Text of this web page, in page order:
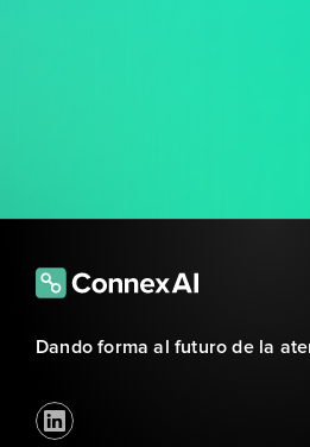
Dando forma al futuro de la